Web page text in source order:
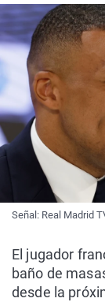
Señal: Real Madrid
El jugador
baño de
desde la